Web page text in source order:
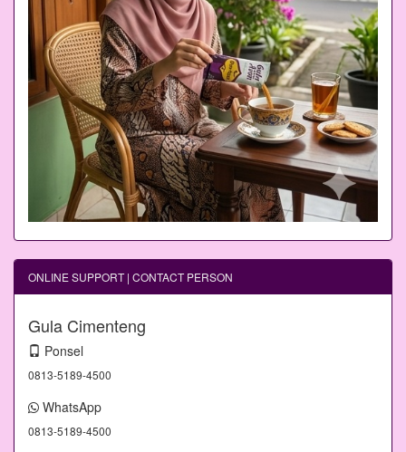
ONLINE SUPPORT | CONTACT PERSON
Gula Cimenteng
Ponsel
0813-5189-4500
WhatsApp
0813-5189-4500